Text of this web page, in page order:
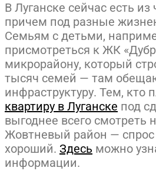
В Луганске сейчас есть из
причем под разные
Семьям с детьми,
присмотреться к ЖК
микрорайону, который
тысяч семей — там
инфраструктуру. Тем, кто
квартиру в Луганске под
выгоднее всего смотреть
Жовтневый район — спрос
хороший. Здесь можно
информации.